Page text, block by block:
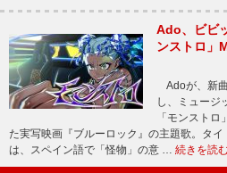
Ado、ビビ
ンストロ」
Adoが、新
し、ミュー
「モンスト
た実写映画『ブルーロック』の主題歌。タイ
は、スペイン語で「怪物」の意 … 続きを読